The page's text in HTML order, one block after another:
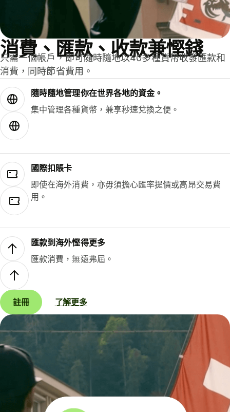
消費、匯款、收款兼慳錢
只需一個帳戶，即可隨時隨地以40多種貨幣收發匯款和
消費，同時節省費用。
隨時隨地管理你在世界各地的資金。
集中管理各種貨幣，兼享秒速兌換之便。
國際扣賬卡
即使在海外消費，亦毋須擔心匯率提價或高昂交易費
用。
匯款到海外慳得更多
匯款消費，無遠弗屆。
註冊 了解更多